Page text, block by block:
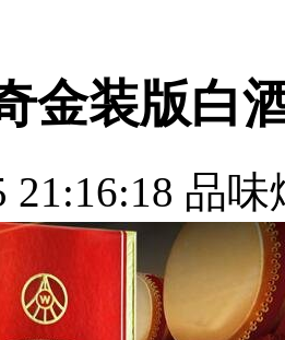
金装版白
21:16:18 品味